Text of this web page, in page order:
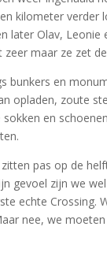
kilometer
later Olav,
maar ze zet
bunkers en
opladen, zoute
en
pas op de
gevoel zijn we
echte
nee, we